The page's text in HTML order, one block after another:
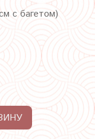
с багетом)